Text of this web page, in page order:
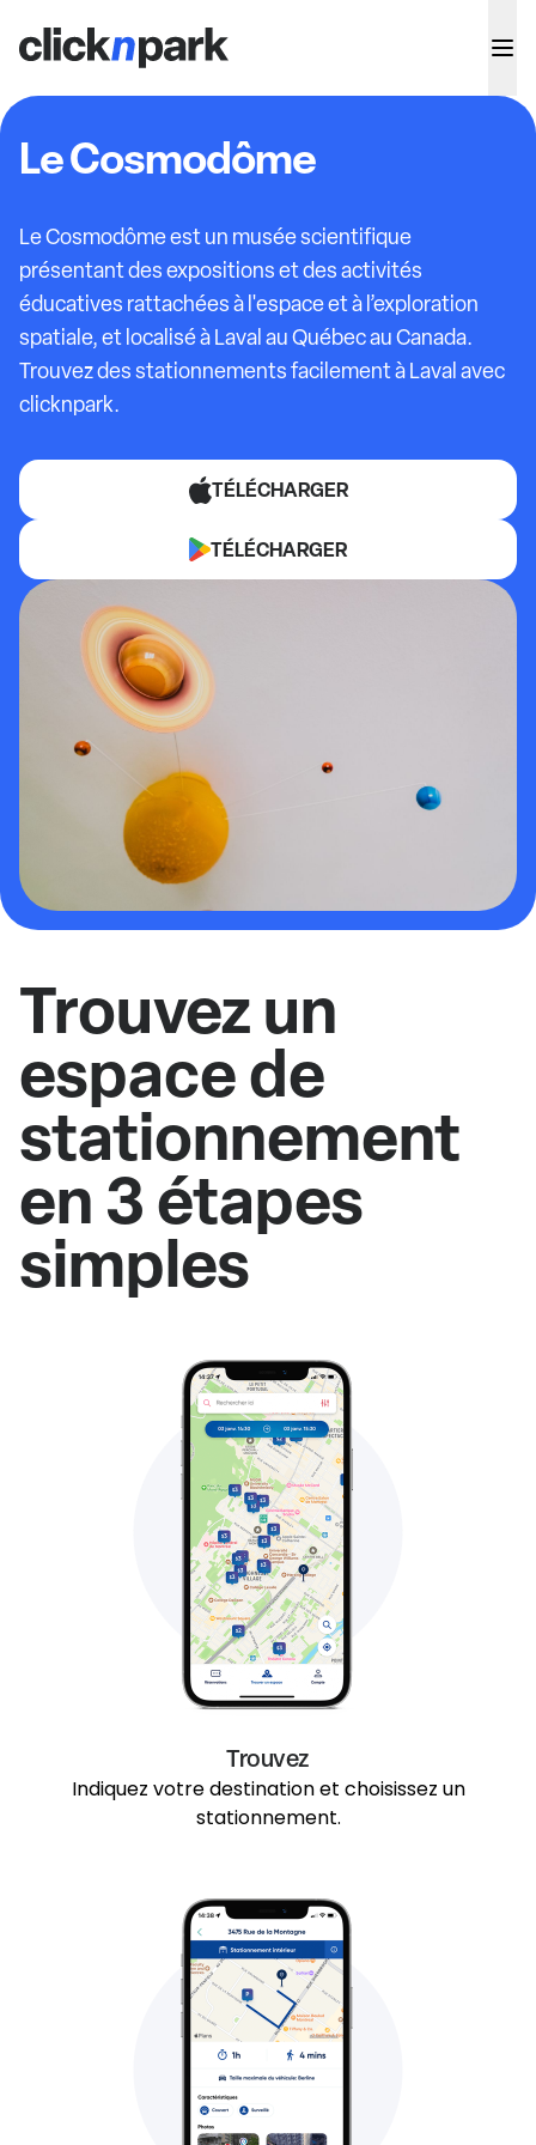
Le Cosmodôme
Le Cosmodôme est un musée scientifique
présentant des expositions et des activités
éducatives rattachées à l'espace et à l’exploration
spatiale, et localisé à Laval au Québec au Canada.
Trouvez des stationnements facilement à Laval avec
clicknpark.
TÉLÉCHARGER
TÉLÉCHARGER
Trouvez un
espace de
stationnement
en 3 étapes
simples
Trouvez
Indiquez votre destination et choisissez un
stationnement.